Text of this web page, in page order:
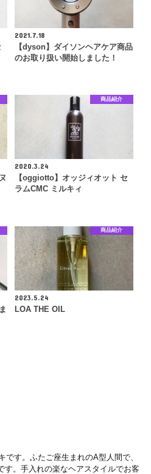
2021.7.18
【dyson】ダイソンヘアケア商品
のお取り扱い開始しました！
商品紹介
2020.3.24
【oggiotto】オッジィオット セ
ラムCMC ミルキィ
商品紹介
2023.5.24
LOA THE OIL
です。ふたご座生まれのA型人間で、
す。手入れの楽なヘアスタイルでお客